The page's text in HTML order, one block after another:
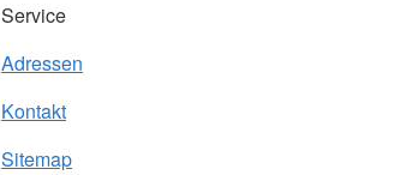
Service
Adressen
Kontakt
Sitemap